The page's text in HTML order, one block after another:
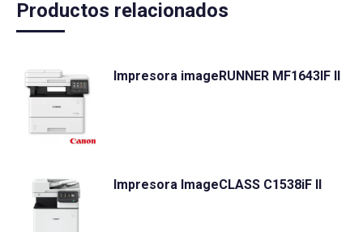
Productos relacionados
Impresora imageRUNNER MF1643IF II
Impresora ImageCLASS C1538iF II